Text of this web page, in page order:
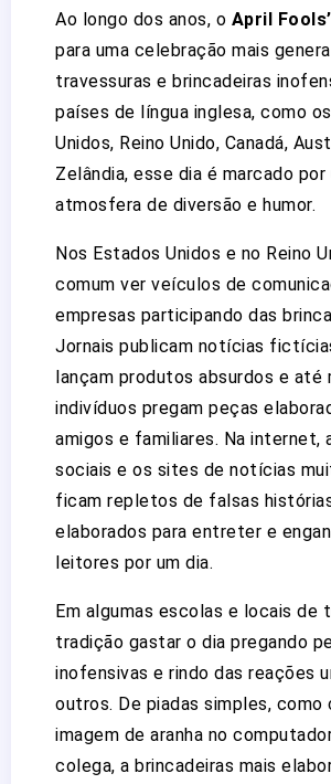
Ao longo dos anos, o April
para uma celebração mais
travessuras e brincadeiras
países de língua inglesa, como
Unidos, Reino Unido, Canadá,
Zelândia, esse dia é marcado por
atmosfera de diversão e humor.
Nos Estados Unidos e no Reino
comum ver veículos de
empresas participando das
Jornais publicam notícias
lançam produtos absurdos e até
indivíduos pregam peças
amigos e familiares. Na internet,
sociais e os sites de notícias
ficam repletos de falsas
elaborados para entreter e
leitores por um dia.
Em algumas escolas e locais de
tradição gastar o dia pregando
inofensivas e rindo das reações
outros. De piadas simples, como
imagem de aranha no
colega, a brincadeiras mais